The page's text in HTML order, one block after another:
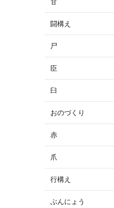
闘構え
尸
臣
臼
おのづくり
赤
爪
行構え
ぶんにょう